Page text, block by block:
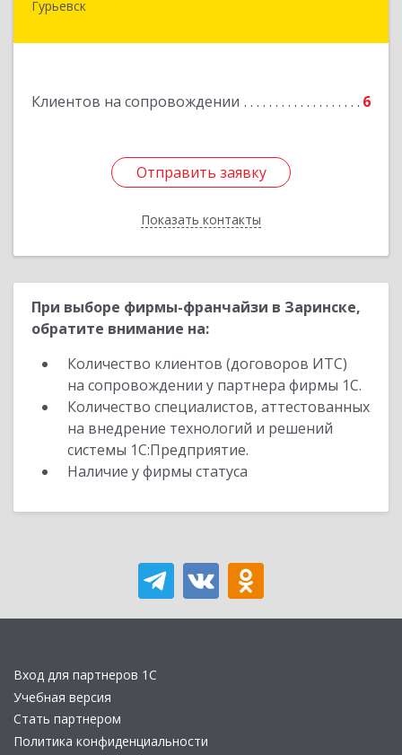
Гурьевск
Клиентов на сопровождении 6
Отправить заявку
Показать контакты
Отправить заявку
Назад
При выборе фирмы-франчайзи в Заринске,
обратите внимание на:
Количество клиентов (договоров ИТС)
на сопровождении у партнера фирмы 1С.
Количество специалистов, аттестованных
на внедрение технологий и решений
системы 1С:Предприятие.
Наличие у фирмы статуса
Вход для партнеров 1С
Учебная версия
Стать партнером
Политика конфиденциальности